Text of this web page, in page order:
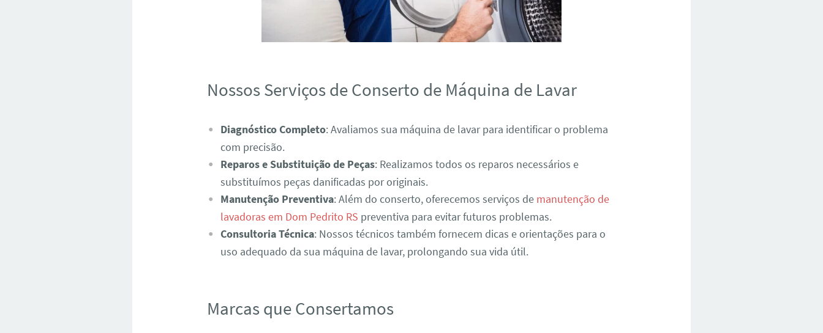
Nossos Serviços de Conserto de Máquina de Lavar
Diagnóstico Completo: Avaliamos sua máquina de lavar para identificar o problema
com precisão.
Reparos e Substituição de Peças: Realizamos todos os reparos necessários e
substituímos peças danificadas por originais.
Manutenção Preventiva: Além do conserto, oferecemos serviços de manutenção de
lavadoras em Dom Pedrito RS preventiva para evitar futuros problemas.
Consultoria Técnica: Nossos técnicos também fornecem dicas e orientações para o
uso adequado da sua máquina de lavar, prolongando sua vida útil.
Marcas que Consertamos